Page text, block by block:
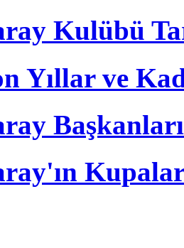
Kulübü
Yıllar ve
Başkanları